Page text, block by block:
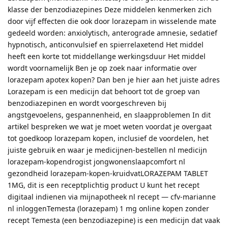
klasse der benzodiazepines Deze middelen kenmerken zich
door vijf effecten die ook door lorazepam in wisselende mate
gedeeld worden: anxiolytisch, anterograde amnesie, sedatief
hypnotisch, anticonvulsief en spierrelaxetend Het middel
heeft een korte tot middellange werkingsduur Het middel
wordt voornamelijk Ben je op zoek naar informatie over
lorazepam apotex kopen? Dan ben je hier aan het juiste adres
Lorazepam is een medicijn dat behoort tot de groep van
benzodiazepinen en wordt voorgeschreven bij
angstgevoelens, gespannenheid, en slaapproblemen In dit
artikel bespreken we wat je moet weten voordat je overgaat
tot goedkoop lorazepam kopen, inclusief de voordelen, het
juiste gebruik en waar je medicijnen-bestellen nl medicijn
lorazepam-kopendrogist jongwonenslaapcomfort nl
gezondheid lorazepam-kopen-kruidvatLORAZEPAM TABLET
1MG, dit is een receptplichtig product U kunt het recept
digitaal indienen via mijnapotheek nl recept — cfv-marianne
nl inloggenTemesta (lorazepam) 1 mg online kopen zonder
recept Temesta (een benzodiazepine) is een medicijn dat vaak